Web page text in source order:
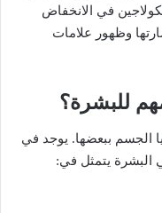
في الانخفاض
وظهور علامات
للبشرة؟
الجسم ببعضها. يوجد في
البشرة يتمثل في: